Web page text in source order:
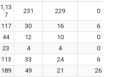
1,13
7
231 229 0
117 30 16
6
44 12 10
0
23 4 4
0
113 33 24
6
189 49 21
26